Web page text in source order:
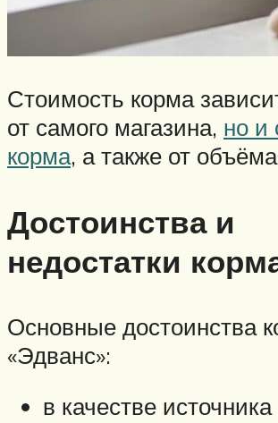
Стоимость корма
от самого магазина, но и
корма, а также от
Достоинства и
недостатки
Основные достоинства
«Эдванс»:
в качестве